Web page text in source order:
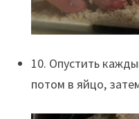
10. Опустить
потом в яйцо,